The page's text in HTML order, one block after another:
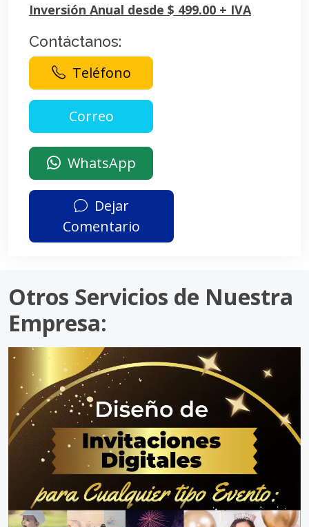
Inversión Anual desde $ 499.00 + IVA
Contáctanos:
Teléfono
WhatsApp
Dejar
Comentario
Otros Servicios de Nuestra
Empresa: